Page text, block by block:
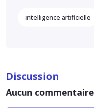
intelligence artificielle
Discussion
Aucun commentaire